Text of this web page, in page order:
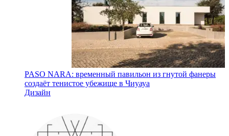
PASO NARA: временный павильон из гнутой фанеры
создаёт тенистое убежище в Чиуауа
Дизайн